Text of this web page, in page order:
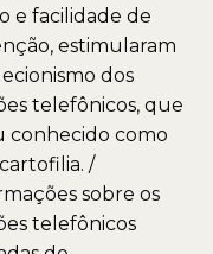
e facilidade de
estimularam
dos
telefônicos, que
conhecido como
/
sobre os
telefônicos